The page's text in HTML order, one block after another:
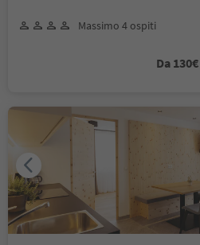
Massimo 4 ospiti
Da 130€